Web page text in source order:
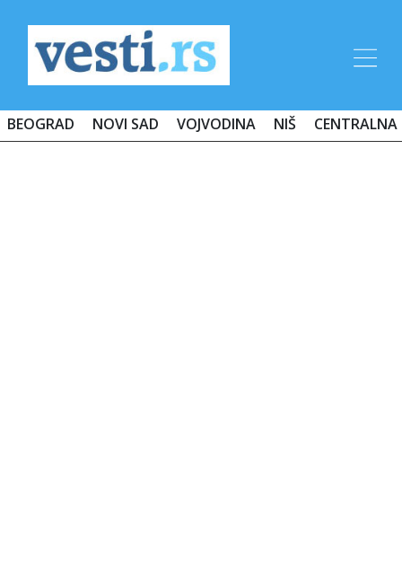
BEOGRAD NOVI SAD VOJVODINA NIŠ CENTRALNA